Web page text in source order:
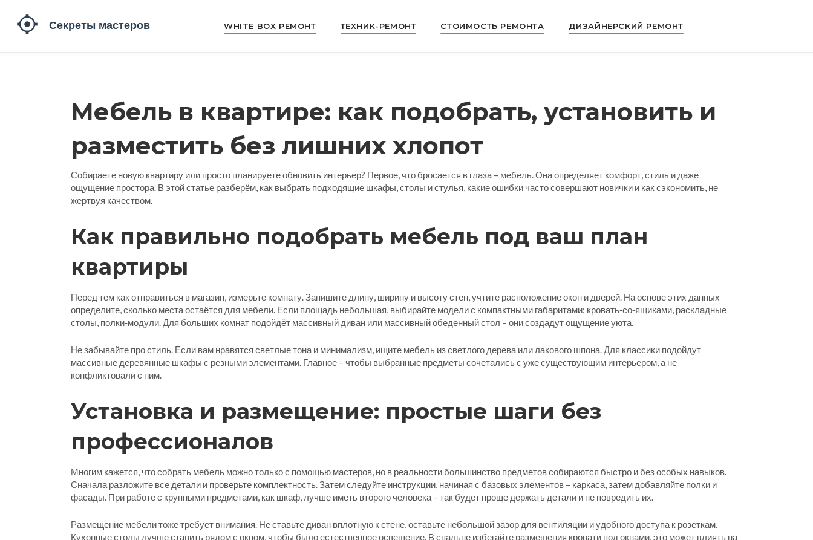
WHITE BOX РЕМОНТ ТЕХНИК-РЕМОНТ СТОИМОСТЬ РЕМОНТА ДИЗАЙНЕРСКИЙ РЕМОНТ
Мебель в квартире: как подобрать, установить и
разместить без лишних хлопот
Собираете новую квартиру или просто планируете обновить интерьер? Первое, что бросается в глаза – мебель. Она определяет комфорт, стиль и даже
ощущение простора. В этой статье разберём, как выбрать подходящие шкафы, столы и стулья, какие ошибки часто совершают новички и как сэкономить, не
жертвуя качеством.
Как правильно подобрать мебель под ваш план
квартиры
Перед тем как отправиться в магазин, измерьте комнату. Запишите длину, ширину и высоту стен, учтите расположение окон и дверей. На основе этих данных
определите, сколько места остаётся для мебели. Если площадь небольшая, выбирайте модели с компактными габаритами: кровать‑со‑ящиками, раскладные
столы, полки‑модули. Для больших комнат подойдёт массивный диван или массивный обеденный стол – они создадут ощущение уюта.
Не забывайте про стиль. Если вам нравятся светлые тона и минимализм, ищите мебель из светлого дерева или лакового шпона. Для классики подойдут
массивные деревянные шкафы с резными элементами. Главное – чтобы выбранные предметы сочетались с уже существующим интерьером, а не
конфликтовали с ним.
Установка и размещение: простые шаги без
профессионалов
Многим кажется, что собрать мебель можно только с помощью мастеров, но в реальности большинство предметов собираются быстро и без особых навыков.
Сначала разложите все детали и проверьте комплектность. Затем следуйте инструкции, начиная с базовых элементов – каркаса, затем добавляйте полки и
фасады. При работе с крупными предметами, как шкаф, лучше иметь второго человека – так будет проще держать детали и не повредить их.
Размещение мебели тоже требует внимания. Не ставьте диван вплотную к стене, оставьте небольшой зазор для вентиляции и удобного доступа к розеткам.
Кухонные столы лучше ставить рядом с окном, чтобы было естественное освещение. В спальне избегайте размещения кровати под окнами, это может влиять на